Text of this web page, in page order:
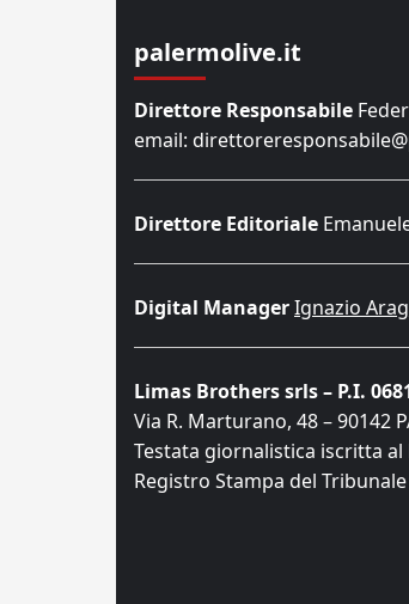
palermolive.it
Direttore Responsabile
email:
Direttore Editoriale
Digital ManagerIgnazio
Limas Brothers srls – P.I.
Via R. Marturano, 48 – 90142
Testata giornalistica iscritta al
Registro Stampa del